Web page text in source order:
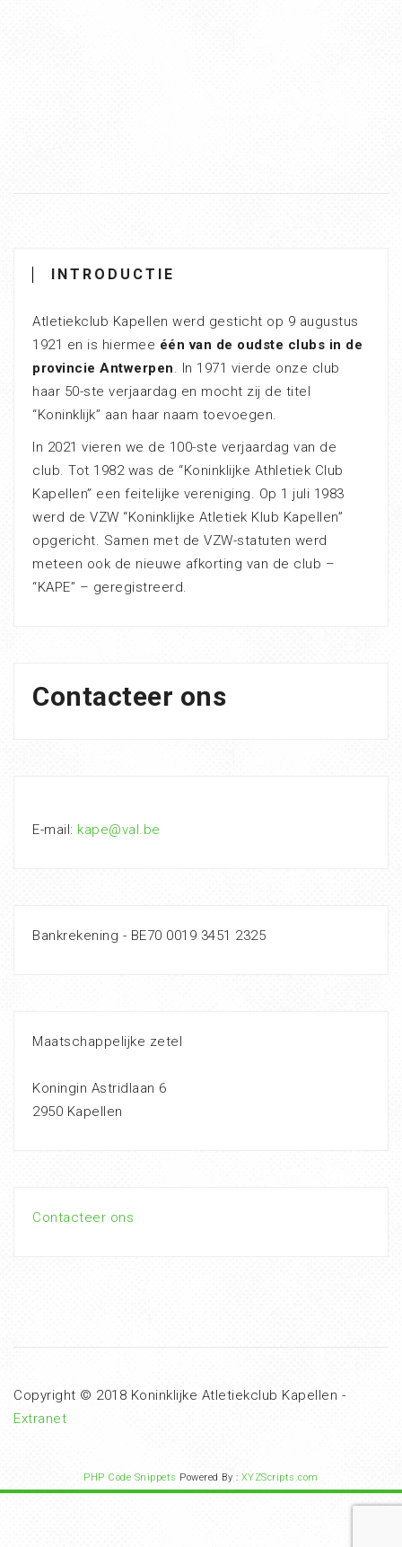
INTRODUCTIE
Atletiekclub Kapellen werd gesticht op 9 augustus
1921 en is hiermee één van de oudste clubs in de
provincie Antwerpen. In 1971 vierde onze club
haar 50-ste verjaardag en mocht zij de titel
“Koninklijk” aan haar naam toevoegen.
In 2021 vieren we de 100-ste verjaardag van de
club. Tot 1982 was de “Koninklijke Athletiek Club
Kapellen” een feitelijke vereniging. Op 1 juli 1983
werd de VZW “Koninklijke Atletiek Klub Kapellen”
opgericht. Samen met de VZW-statuten werd
meteen ook de nieuwe afkorting van de club –
“KAPE” – geregistreerd.
Contacteer ons
E-mail: kape@val.be
Bankrekening - BE70 0019 3451 2325
Maatschappelijke zetel
Koningin Astridlaan 6
2950 Kapellen
Contacteer ons
Copyright © 2018 Koninklijke Atletiekclub Kapellen -
Extranet
PHP Code Snippets Powered By : XYZScripts.com